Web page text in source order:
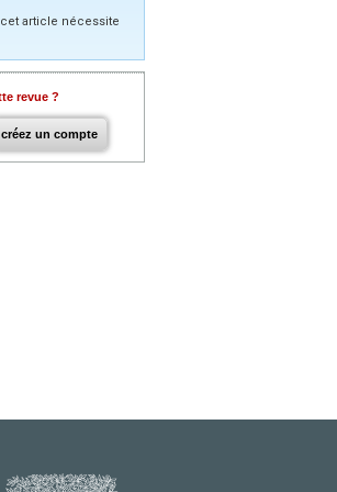
article nécessite
revue ?
créez un compte